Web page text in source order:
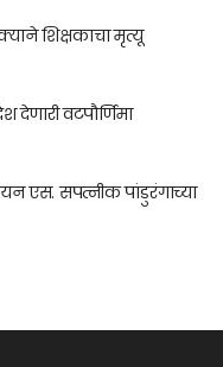
शिक्षकाचा मृत्यू
देणारी वटपौर्णिमा
एस. सपत्नीक पांडुरंगाच्या